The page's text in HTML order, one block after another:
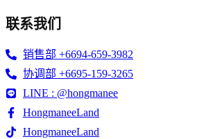
联系我们
销售部 +6694-659-3982
协调部 +6695-159-3265
LINE : @hongmanee
HongmaneeLand
HongmaneeLand